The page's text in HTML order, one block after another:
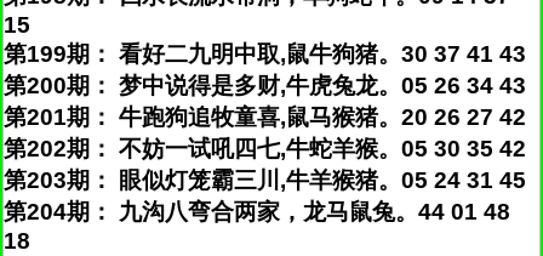
15
第199期： 看好二九明中取,鼠牛狗猪。30 37 41 43
第200期： 梦中说得是多财,牛虎兔龙。05 26 34 43
第201期： 牛跑狗追牧童喜,鼠马猴猪。20 26 27 42
第202期： 不妨一试吼四七,牛蛇羊猴。05 30 35 42
第203期： 眼似灯笼霸三川,牛羊猴猪。05 24 31 45
第204期： 九沟八弯合两家，龙马鼠兔。44 01 48
18